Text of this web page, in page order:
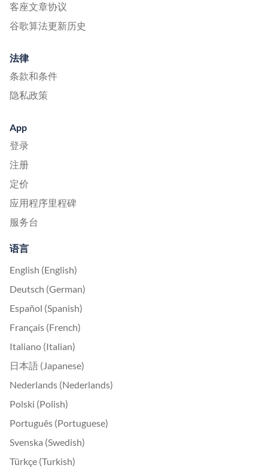
客座文章协议
谷歌算法更新历史
法律
条款和条件
隐私政策
App
登录
注册
定价
应用程序里程碑
服务台
语言
English (English)
Deutsch (German)
Español (Spanish)
Français (French)
Italiano (Italian)
日本語 (Japanese)
Nederlands (Nederlands)
Polski (Polish)
Português (Portuguese)
Svenska (Swedish)
Türkçe (Turkish)